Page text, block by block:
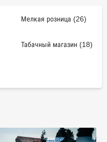
Мелкая розница (26)
Табачный магазин (18)